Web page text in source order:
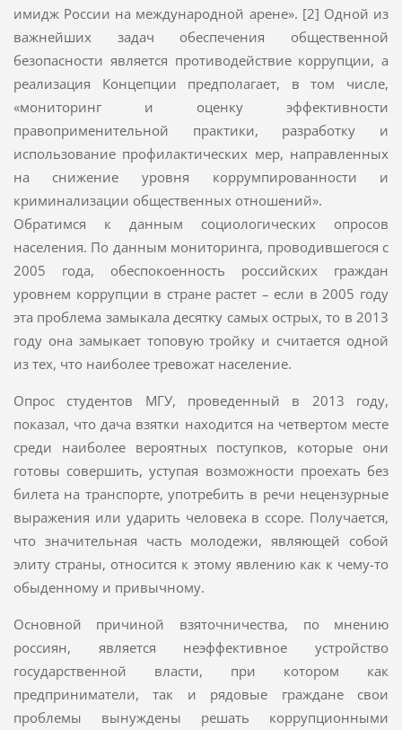
имидж России на международной арене». [2] Одной из
важнейших задач обеспечения общественной
безопасности является противодействие коррупции, а
реализация Концепции предполагает, в том числе,
«мониторинг и оценку эффективности
правоприменительной практики, разработку и
использование профилактических мер, направленных
на снижение уровня коррумпированности и
криминализации общественных отношений».
Обратимся к данным социологических опросов
населения. По данным мониторинга, проводившегося с
2005 года, обеспокоенность российских граждан
уровнем коррупции в стране растет – если в 2005 году
эта проблема замыкала десятку самых острых, то в 2013
году она замыкает топовую тройку и считается одной
из тех, что наиболее тревожат население.
Опрос студентов МГУ, проведенный в 2013 году,
показал, что дача взятки находится на четвертом месте
среди наиболее вероятных поступков, которые они
готовы совершить, уступая возможности проехать без
билета на транспорте, употребить в речи нецензурные
выражения или ударить человека в ссоре. Получается,
что значительная часть молодежи, являющей собой
элиту страны, относится к этому явлению как к чему-то
обыденному и привычному.
Основной причиной взяточничества, по мнению
россиян, является неэффективное устройство
государственной власти, при котором как
предприниматели, так и рядовые граждане свои
проблемы вынуждены решать коррупционными